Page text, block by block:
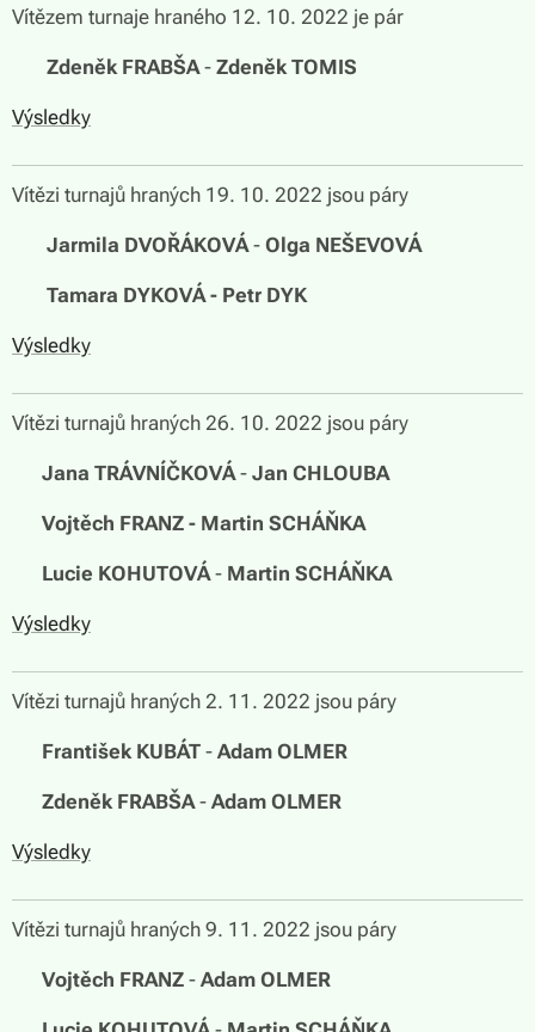
Vítězem turnaje hraného 12. 10. 2022 je pár
Zdeněk FRABŠA- Zdeněk TOMIS
Výsledky
Vítězi turnajů hraných 19. 10. 2022 jsou páry
Jarmila DVOŘÁKOVÁ- Olga NEŠEVOVÁ
Tamara DYKOVÁ - Petr DYK
Výsledky
Vítězi turnajů hraných 26. 10. 2022 jsou páry
Jana TRÁVNÍČKOVÁ- Jan CHLOUBA
Vojtěch FRANZ - Martin SCHÁŇKA
Lucie KOHUTOVÁ- Martin SCHÁŇKA
Výsledky
Vítězi turnajů hraných 2. 11. 2022 jsou páry
František KUBÁT - Adam OLMER
Zdeněk FRABŠA- Adam OLMER
Výsledky
Vítězi turnajů hraných 9. 11. 2022 jsou páry
Vojtěch FRANZ - Adam OLMER